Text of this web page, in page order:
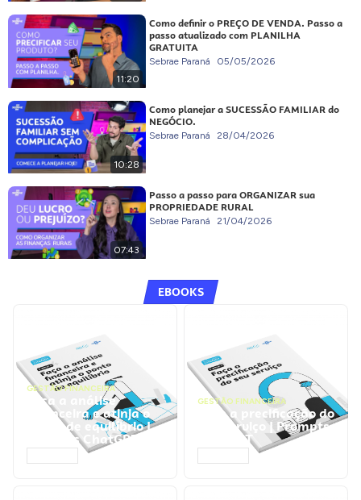
11:20
Como definir o PREÇO DE VENDA. Passo a
passo atualizado com PLANILHA
GRATUITA
Sebrae Paraná 05/05/2026
10:28
Como planejar a SUCESSÃO FAMILIAR do
NEGÓCIO.
Sebrae Paraná 28/04/2026
07:43
Passo a passo para ORGANIZAR sua
PROPRIEDADE RURAL
Sebrae Paraná 21/04/2026
EBOOKS
GESTÃO FINANCEIRA
Faça a análise
financeira e atinja o
ponto de equilíbrio |
Prompts ChatGPT
GESTÃO FINANCEIRA
Faça a precificação do
seu serviço | Prompts
ChatGPT